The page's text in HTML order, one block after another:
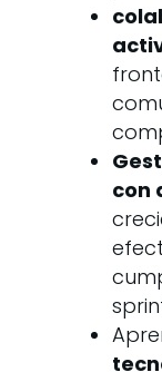
con